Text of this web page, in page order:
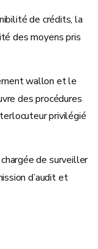
de crédits, la
des moyens pris
wallon et le
des procédures
privilégié
de surveiller
d’audit et